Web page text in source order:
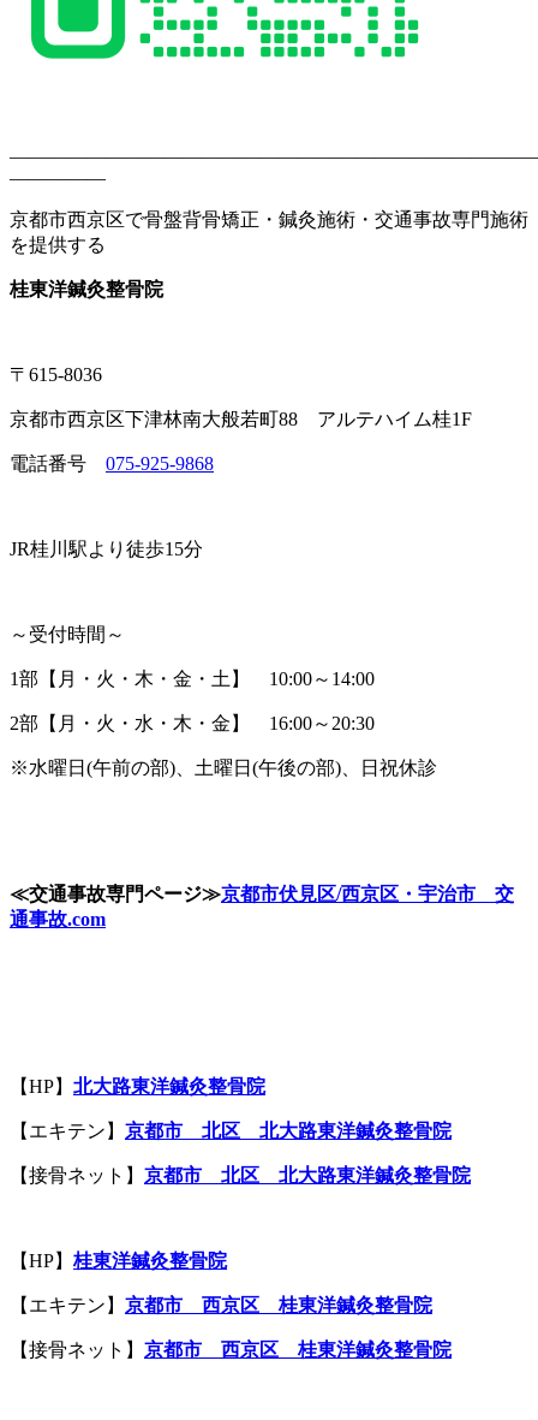
—————
京都市西京区で骨盤背骨矯正・鍼灸施術・ 交通事故専門施術
を提供する
桂東洋鍼灸整骨院
〒615-8036
京都市西京区下津林南大般若町88 アルテハイム桂1F
電話番号 075-925-9868
JR桂川駅より徒歩15分
～受付時間～
1部【月・火・木・金・土】 10:00～14:00
2部【月・火・水・木・金】 16:00～20:30
※水曜日(午前の部)、土曜日(午後の部)、日祝休診
≪交通事故専門ページ≫京都市伏見区/西京区・宇治市 交
通事故.com
【HP】 北大路東洋鍼灸整骨院
【エキテン】 京都市 北区 北大路東洋鍼灸整骨院
【接骨ネット】 京都市 北区 北大路東洋鍼灸整骨院
【HP】 桂東洋鍼灸整骨院
【エキテン】 京都市 西京区 桂東洋鍼灸整骨院
【接骨ネット】 京都市 西京区 桂東洋鍼灸整骨院